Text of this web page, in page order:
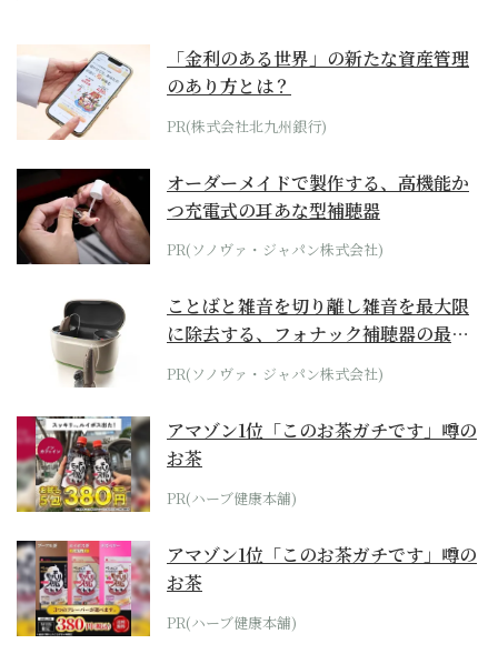
「金利のある世界」の新たな資産管理
のあり方とは？
PR(株式会社北九州銀行)
オーダーメイドで製作する、高機能か
つ充電式の耳あな型補聴器
PR(ソノヴァ・ジャパン株式会社)
ことばと雑音を切り離し雑音を最大限
に除去する、フォナック補聴器の最上
位モデル
PR(ソノヴァ・ジャパン株式会社)
アマゾン1位「このお茶ガチです」噂の
お茶
PR(ハーブ健康本舗)
アマゾン1位「このお茶ガチです」噂の
お茶
PR(ハーブ健康本舗)